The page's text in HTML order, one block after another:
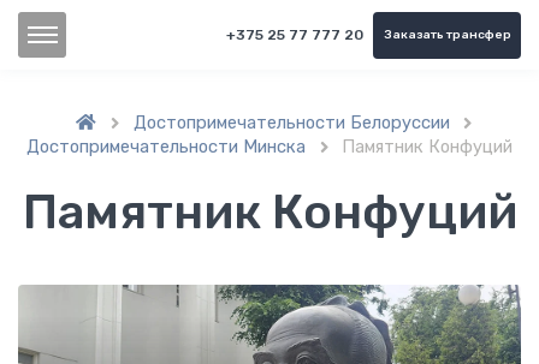
+375 25 77 777 20 Заказать трансфер
 Достопримечательности Белоруссии 
Достопримечательности Минска  Памятник Конфуций
Памятник Конфуций